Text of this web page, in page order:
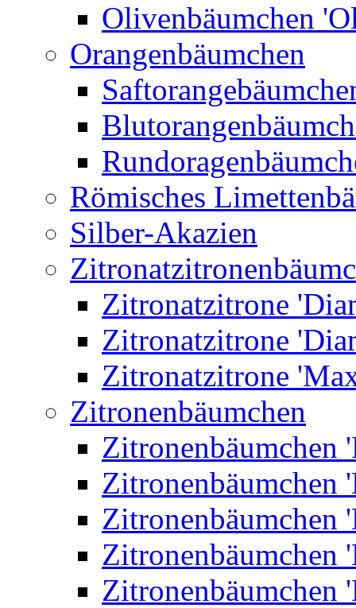
Olivenbäumchen
Orangenbäumchen
Römisches
Silber-Akazien
Zitronatzitrone
Zitronatzitrone
Zitronatzitrone
Zitronenbäumchen
Zitronenbäumchen
Zitronenbäumchen
Zitronenbäumchen
Zitronenbäumchen
Zitronenbäumchen